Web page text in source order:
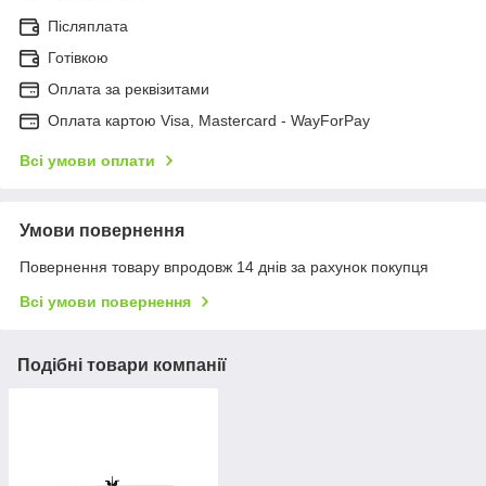
Післяплата
Готівкою
Оплата за реквізитами
Оплата картою Visa, Mastercard - WayForPay
Всі умови оплати
Умови повернення
Повернення товару впродовж 14 днів за рахунок покупця
Всі умови повернення
Подібні товари компанії